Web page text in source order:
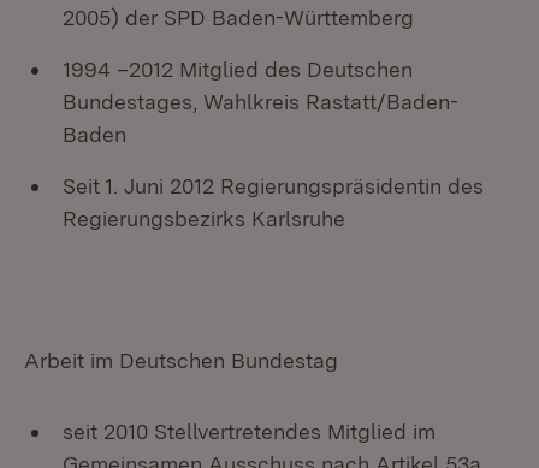
2005) der SPD Baden-Württemberg
1994 –2012 Mitglied des Deutschen
Bundestages, Wahlkreis Rastatt/Baden-
Baden
Seit 1. Juni 2012 Regierungspräsidentin des
Regierungsbezirks Karlsruhe
Arbeit im Deutschen Bundestag
seit 2010 Stellvertretendes Mitglied im